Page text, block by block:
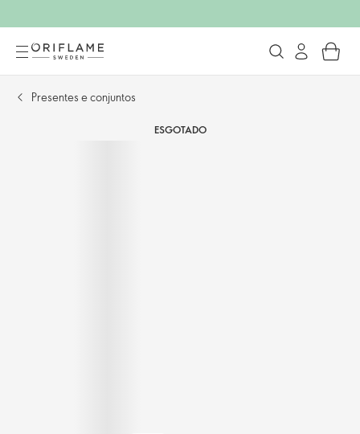
Presentes e conjuntos
ESGOTADO